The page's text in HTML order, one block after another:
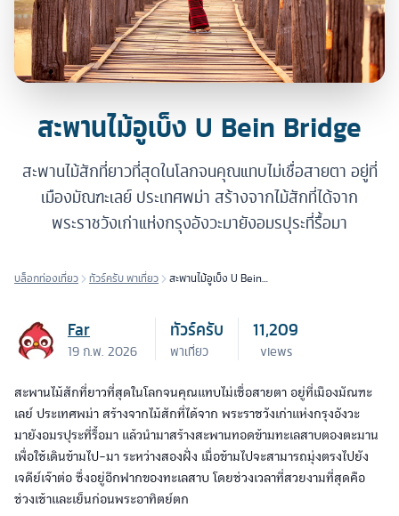
สะพานไม้อูเบ็ง U Bein Bridge
สะพานไม้สักที่ยาวที่สุดในโลกจนคุณแทบไม่เชื่อสายตา อยู่ที่
เมืองมัณฑะเลย์ ประเทศพม่า สร้างจากไม้สักที่ได้จาก
พระราชวังเก่าแห่งกรุงอังวะมายังอมรปุระที่รื้อมา
บล็อกท่องเที่ยว ทัวร์ครับ พาเที่ยว
สะพานไม้อูเบ็ง U Bein
Far
19 ก.พ. 2026
ทัวร์ครับ
พาเที่ยว
11,209
views
สะพานไม้สักที่ยาวที่สุดในโลกจนคุณแทบไม่เชื่อสายตา อยู่ที่เมืองมัณฑะ
เลย์ ประเทศพม่า สร้างจากไม้สักที่ได้จาก พระราชวังเก่าแห่งกรุงอังวะ
มายังอมรปุระที่รื้อมา แล้วนำมาสร้างสะพานทอดข้ามทะเลสาบตองตะมาน
เพื่อใช้เดินข้ามไป-มา ระหว่างสองฝั่ง เมื่อข้ามไปจะสามารถมุ่งตรงไปยัง
เจดีย์เจ๊าต่อ ซึ่งอยู่อีกฟากของทะเลสาบ โดยช่วงเวลาที่สวยงามที่สุดคือ
ช่วงเช้าและเย็นก่อนพระอาทิตย์ตก